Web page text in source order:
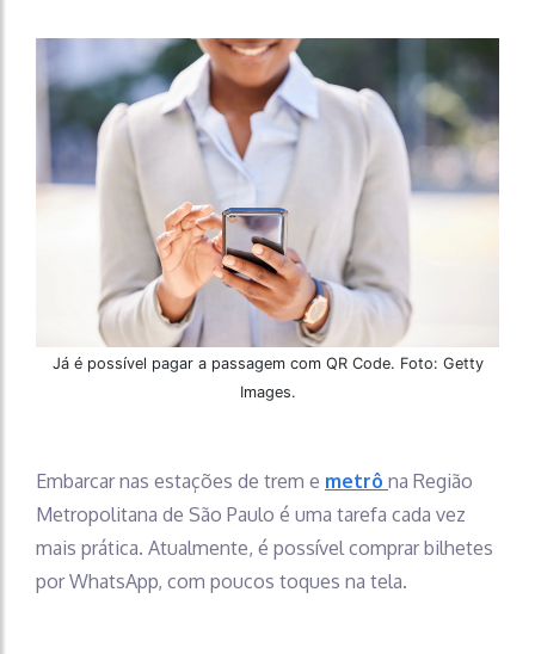
Já é possível pagar a passagem com QR Code. Foto: Getty
Images.
Embarcar nas estações de trem e metrô na Região
Metropolitana de São Paulo é uma tarefa cada vez
mais prática. Atualmente, é possível comprar bilhetes
por WhatsApp, com poucos toques na tela.